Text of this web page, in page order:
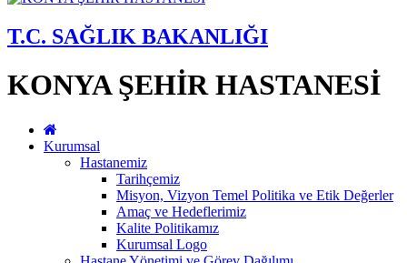
T.C. SAĞLIK BAKANLIĞI
KONYA ŞEHİR HASTANESİ
Kurumsal
Hastanemiz
Tarihçemiz
Misyon, Vizyon Temel Politika ve Etik Değerler
Amaç ve Hedeflerimiz
Kalite Politikamız
Kurumsal Logo